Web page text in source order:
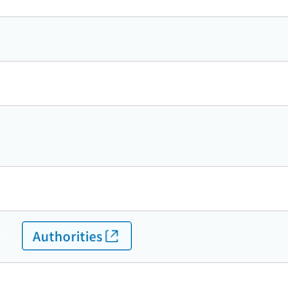
Authorities